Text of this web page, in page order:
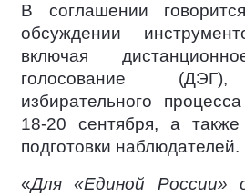
В соглашении
обсуждении
включая
голосование (ДЭГ),
избирательного
18-20 сентября, а
подготовки наблюдателей.
«Для «Единой России»